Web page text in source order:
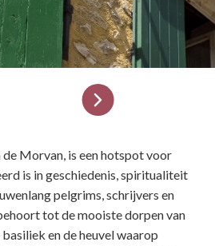
de Morvan, is een hotspot voor
is in geschiedenis, spiritualiteit
pelgrims, schrijvers en
tot de mooiste dorpen van
en de heuvel waarop